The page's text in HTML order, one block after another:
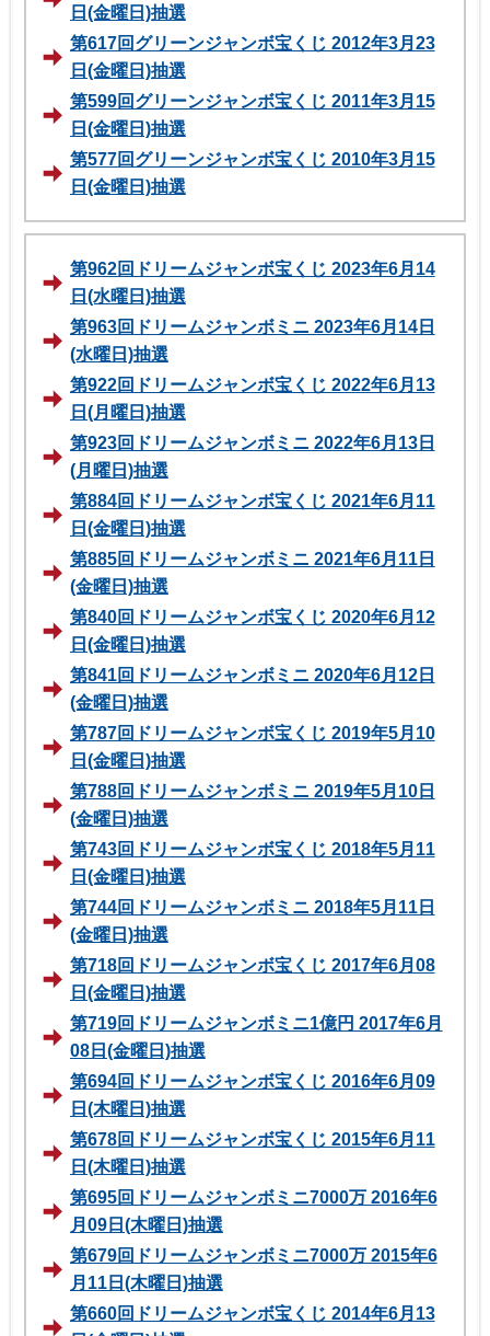
日(金曜日)抽選
第617回グリーンジャンボ宝くじ 2012年3月23
日(金曜日)抽選
第599回グリーンジャンボ宝くじ 2011年3月15
日(金曜日)抽選
第577回グリーンジャンボ宝くじ 2010年3月15
日(金曜日)抽選
第962回ドリームジャンボ宝くじ 2023年6月14
日(水曜日)抽選
第963回ドリームジャンボミニ 2023年6月14日
(水曜日)抽選
第922回ドリームジャンボ宝くじ 2022年6月13
日(月曜日)抽選
第923回ドリームジャンボミニ 2022年6月13日
(月曜日)抽選
第884回ドリームジャンボ宝くじ 2021年6月11
日(金曜日)抽選
第885回ドリームジャンボミニ 2021年6月11日
(金曜日)抽選
第840回ドリームジャンボ宝くじ 2020年6月12
日(金曜日)抽選
第841回ドリームジャンボミニ 2020年6月12日
(金曜日)抽選
第787回ドリームジャンボ宝くじ 2019年5月10
日(金曜日)抽選
第788回ドリームジャンボミニ 2019年5月10日
(金曜日)抽選
第743回ドリームジャンボ宝くじ 2018年5月11
日(金曜日)抽選
第744回ドリームジャンボミニ 2018年5月11日
(金曜日)抽選
第718回ドリームジャンボ宝くじ 2017年6月08
日(金曜日)抽選
第719回ドリームジャンボミニ1億円 2017年6月
08日(金曜日)抽選
第694回ドリームジャンボ宝くじ 2016年6月09
日(木曜日)抽選
第678回ドリームジャンボ宝くじ 2015年6月11
日(木曜日)抽選
第695回ドリームジャンボミニ7000万 2016年6
月09日(木曜日)抽選
第679回ドリームジャンボミニ7000万 2015年6
月11日(木曜日)抽選
第660回ドリームジャンボ宝くじ 2014年6月13